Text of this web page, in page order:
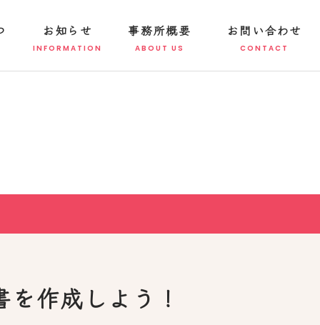
お知らせ 事務所概要 お問い合わせ
作成しよう！